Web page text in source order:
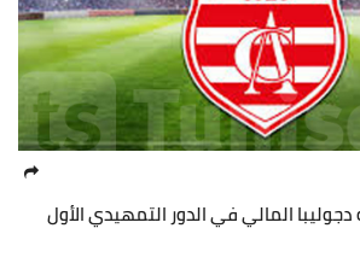
دجوليبا المالي في الدور التمهيدي الأول